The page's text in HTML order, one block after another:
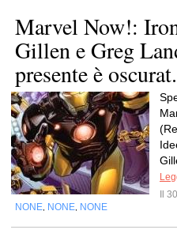
Marvel Now!:
Gillen e Greg
presente è
Il
NONE NONE NONE